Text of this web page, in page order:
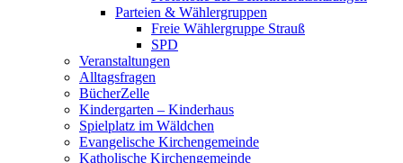
Parteien & Wählergruppen
Freie Wählergruppe Strauß
SPD
Veranstaltungen
Alltagsfragen
BücherZelle
Kindergarten – Kinderhaus
Spielplatz im Wäldchen
Evangelische Kirchengemeinde
Katholische Kirchengemeinde